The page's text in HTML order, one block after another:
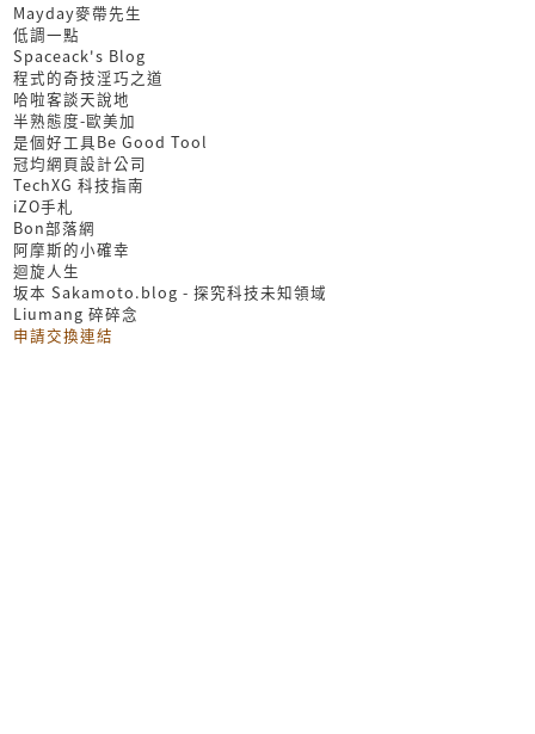
Mayday麥帶先生
低調一點
Spaceack's Blog
程式的奇技淫巧之道
哈啦客談天說地
半熟態度-歐美加
是個好工具Be Good Tool
冠均網頁設計公司
TechXG 科技指南
iZO手札
Bon部落網
阿摩斯的小確幸
迴旋人生
坂本 Sakamoto.blog - 探究科技未知領域
Liumang 碎碎念
申請交換連結